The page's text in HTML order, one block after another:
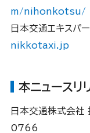
m/nihonkotsu/
日本交通エキスパー
nikkotaxi.jp
本ニュースリ
日本交通株式会社
0766